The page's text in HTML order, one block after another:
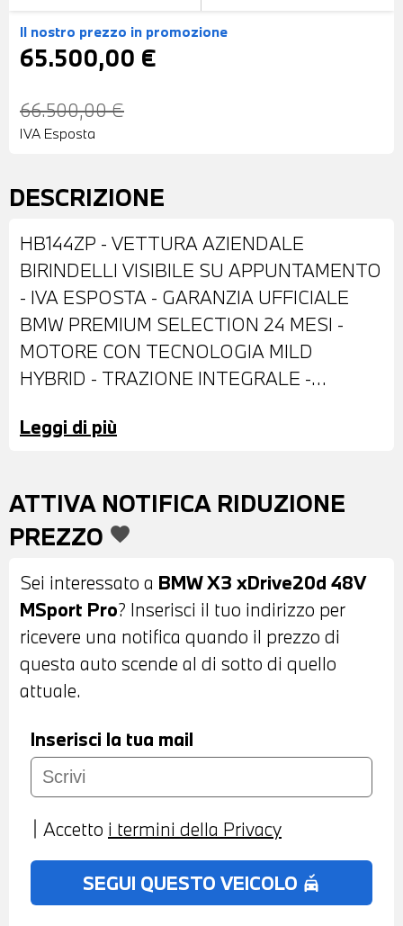
Il nostro prezzo in promozione
65.500,00 €
66.500,00 €
IVA Esposta
DESCRIZIONE
HB144ZP - VETTURA AZIENDALE
BIRINDELLI VISIBILE SU APPUNTAMENTO
- IVA ESPOSTA - GARANZIA UFFICIALE
BMW PREMIUM SELECTION 24 MESI -
MOTORE CON TECNOLOGIA MILD
HYBRID - TRAZIONE INTEGRALE -
DI: VERNICE SOPHISTO GREY
- IMPIANTO FRENANTE MSPORT CON
PINZE ROSSE - FARI LED ADATTIVI - FARI
CALANDRA ANTERIORE ILLUMINATA -
COMFORT ACCESS - SPECCHIETTI
ESTERNI REGOLABILI E RICHIUDIBILI
ELETTRONICAMENTE - SPECCHIETTO
INTERNO CON FUNZIONE
AUTOANABBAGLIANTE - TETTO
PANORAMICO IN VETRO - VETRI
POSTERIORI E LUNOTTO OSCURATI -
POSTERIORI - TELECAMERA ANTERIORE
E POSTERIORE CON SURROUND VIEW
360° - INTERNI IN PELLE VEGANZA BEIGE
Leggi di più
ATTIVA NOTIFICA RIDUZIONE
PREZZO favorite
Sei interessato a BMW X3 xDrive20d 48V
MSport Pro? Inserisci il tuo indirizzo per
ricevere una notifica quando il prezzo di
questa auto scende al di sotto di quello
attuale.
Inserisci la tua mail
Accetto i termini della Privacy
SEGUI QUESTO VEICOLO no_crash